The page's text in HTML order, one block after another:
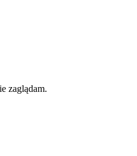
zaglądam.